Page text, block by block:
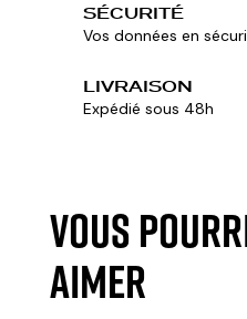
SÉCURITÉ
Vos données en
LIVRAISON
Expédié sous 48h
VOUS
AIMER